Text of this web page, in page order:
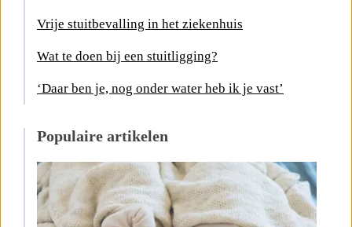
Vrije stuitbevalling in het ziekenhuis
Wat te doen bij een stuitligging?
‘Daar ben je, nog onder water heb ik je vast’
Populaire artikelen